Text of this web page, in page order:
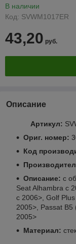
В наличии
Код: SVWM1017ER
43,20 руб.
Описание
Артикул:
Ориг. номер:
Код
Описание: с
Seat Alhambra c
c 2006>, Golf
2005>, Passat
2005>
Материал: